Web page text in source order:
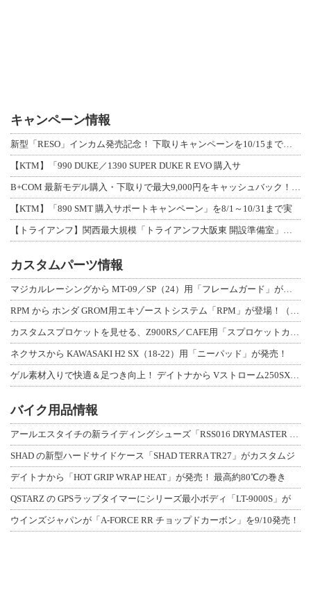
キャンペーン情報
【KTM】「990 DUKE／1390 SUPER DUKE R EVO 購入サ
【KTM】「890 SMT 購入サポートキャンペーン」を8/1～10/31まで実
カスタムパーツ情報
ネクサスから KAWASAKI H2 SX（18-22）用「ニーパッド」が発売！
バイク用品情報
SHAD の新型ハードサイドケース「SHAD TERRA TR27」がカスタムジ
デイトナから「HOT GRIP WRAP HEAT」が発売！ 最高約80℃の巻き
QSTARZ の GPSラップタイマーにシリーズ最小ボディ「LT-9000S」が
ウインズジャパンが「A-FORCE RR チョップドカーボン」を9/10発売！